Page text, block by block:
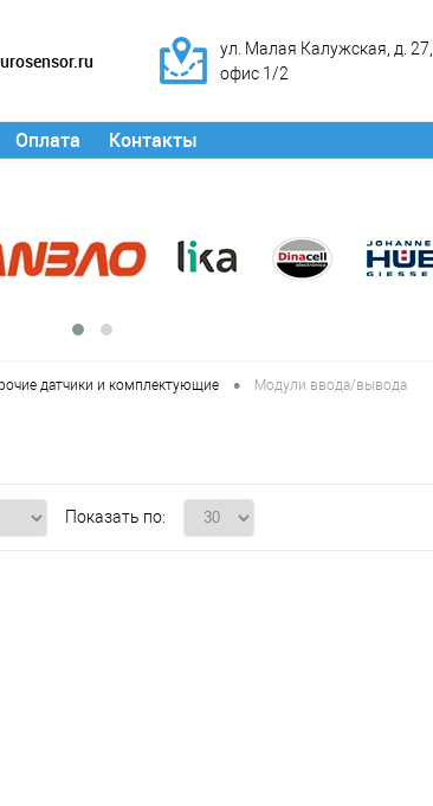
ул. Малая Калужская, д. 27,
офис 1/2
Оплата Контакты
датчики и комплектующие • Модули ввода/вывода
Показать по: